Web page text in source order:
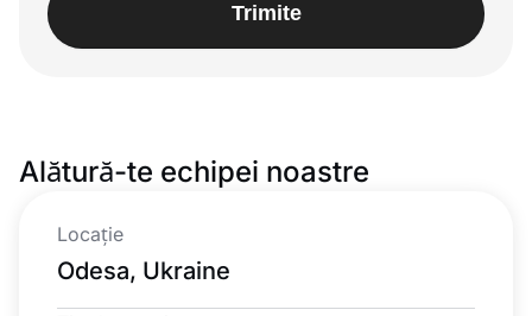
Alătură-te echipei noastre
Locație
Odesa, Ukraine
Trimite